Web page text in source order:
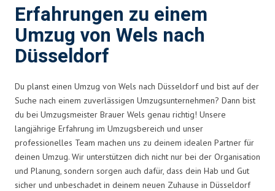
Erfahrungen zu einem
Umzug von Wels nach
Düsseldorf
Du planst einen Umzug von Wels nach Düsseldorf und bist auf der
Suche nach einem zuverlässigen Umzugsunternehmen? Dann bist
du bei Umzugsmeister Brauer Wels genau richtig! Unsere
langjährige Erfahrung im Umzugsbereich und unser
professionelles Team machen uns zu deinem idealen Partner für
deinen Umzug. Wir unterstützen dich nicht nur bei der Organisation
und Planung, sondern sorgen auch dafür, dass dein Hab und Gut
sicher und unbeschadet in deinem neuen Zuhause in Düsseldorf